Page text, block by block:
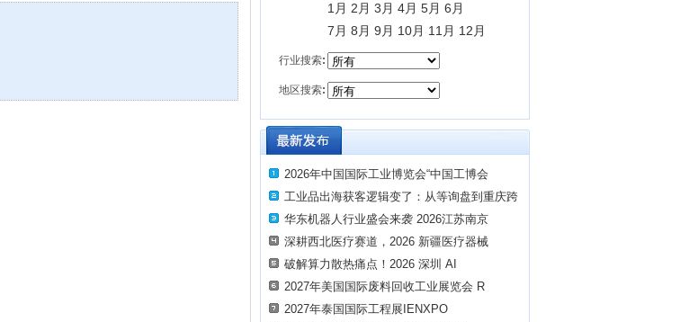
1月 2月 3月 4月 5月 6月
7月 8月 9月 10月 11月 12月
行业搜索:
地区搜索:
2026年中国国际工业博览会“中国工博会
工业品出海获客逻辑变了：从等询盘到重庆跨
华东机器人行业盛会来袭 2026江苏南京
深耕西北医疗赛道，2026 新疆医疗器械
破解算力散热痛点！2026 深圳 AI
2027年美国国际废料回收工业展览会 R
2027年泰国国际工程展IENXPO